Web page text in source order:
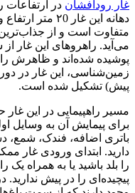
غار رودافشان در ارتفاعات
متفاوت است و از
می‌آید. راهروهای این غار
پوشیده شده‌اند و ظاهرش را
پیش) تشکیل شده است.
برای پیمایش آن به وسایل
باتری اضافه، فندک، شمع،
دارید. ابتدای ورودی غار
را بلد باشید یا به همراه یک
پیچیده‌ای را در پیش